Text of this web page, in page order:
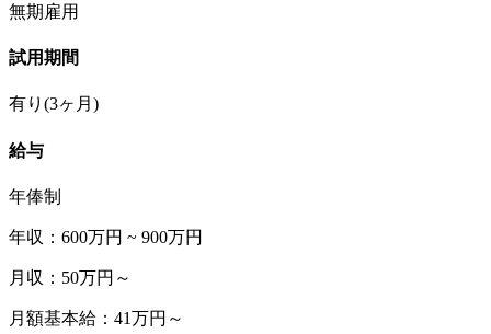
無期雇用
試用期間
有り(3ヶ月)
給与
年俸制
年収：600万円 ~ 900万円
月収：50万円～
月額基本給：41万円～